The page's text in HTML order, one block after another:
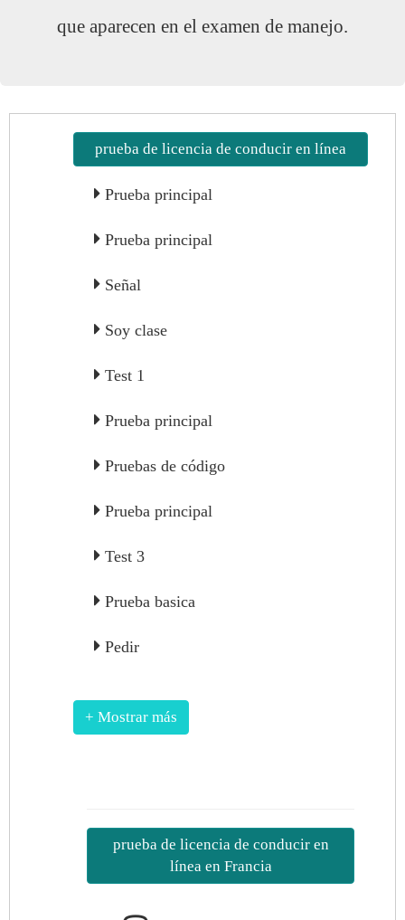
que aparecen en el examen de manejo.
prueba de licencia de conducir en línea
Prueba principal
Prueba principal
Señal
Soy clase
Test 1
Prueba principal
Pruebas de código
Prueba principal
Test 3
Prueba basica
Pedir
+ Mostrar más
prueba de licencia de conducir en
línea en Francia